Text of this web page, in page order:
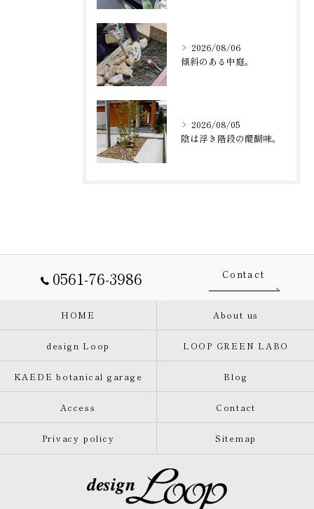
2026/08/06
傾斜のある中庭。
2026/08/05
陰は浮き階段の醍醐味。
0561-76-3986 Contact
HOME About us
design Loop LOOP GREEN LABO
KAEDE botanical garage Blog
Access Contact
Privacy policy Sitemap